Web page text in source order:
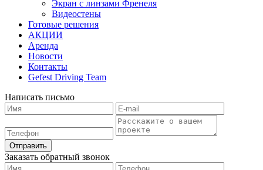
Экран с линзами Френеля
Видеостены
Готовые решения
АКЦИИ
Аренда
Новости
Контакты
Gefest Driving Team
Написать письмо
Отправить
Заказать обратный звонок